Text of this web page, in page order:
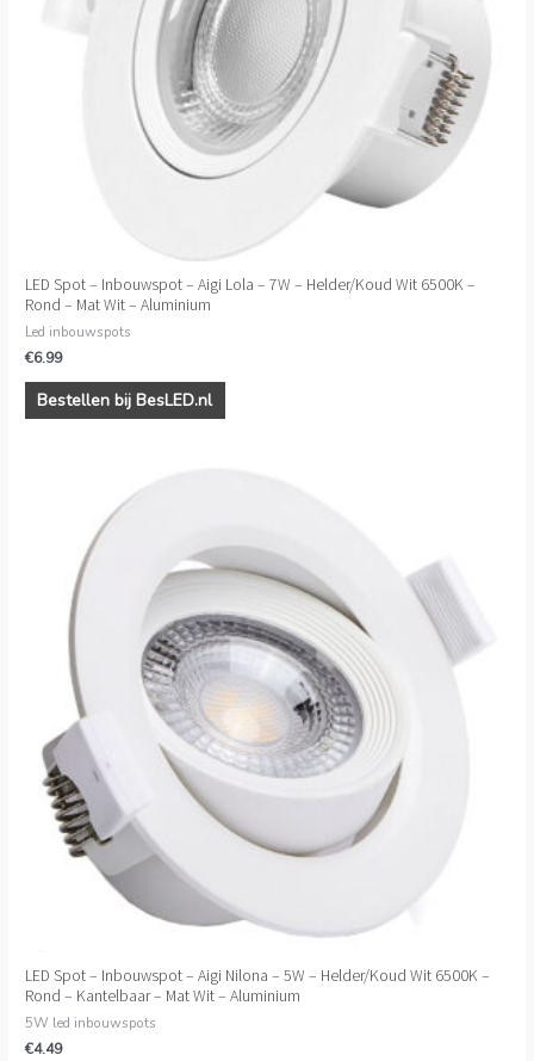
LED Spot – Inbouwspot – Aigi Lola – 7W – Helder/Koud Wit 6500K –
Rond – Mat Wit – Aluminium
Led inbouwspots
€6.99
Bestellen bij BesLED.nl
LED Spot – Inbouwspot – Aigi Nilona – 5W – Helder/Koud Wit 6500K –
Rond – Kantelbaar – Mat Wit – Aluminium
5W led inbouwspots
€4.49